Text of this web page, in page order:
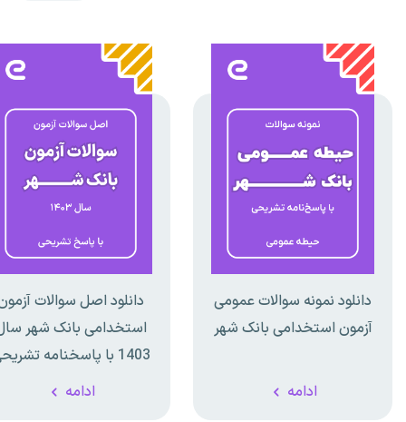
دانلود نمونه سوالات عمومی
آزمون استخدامی بانک شهر
ادامه
دانلود اصل سوالات
استخدامی بانک شهر
1403 با پاسخنامه تشریحی
ادامه